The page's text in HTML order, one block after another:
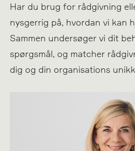
Har du brug for rådgivning
nysgerrig på, hvordan vi kan
Sammen undersøger vi dit
spørgsmål, og matcher
dig og din organisations